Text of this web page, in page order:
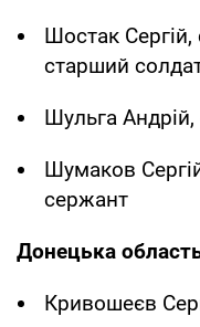
Шостак Сергій,
старший
Шульга Андрій,
Шумаков
сержант
Донецька
Кривошеєв